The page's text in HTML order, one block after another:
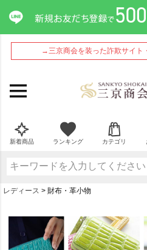
→三京商会を装った詐欺サイト
新着商品 ランキング カテゴリ
レディース 財布・革小物